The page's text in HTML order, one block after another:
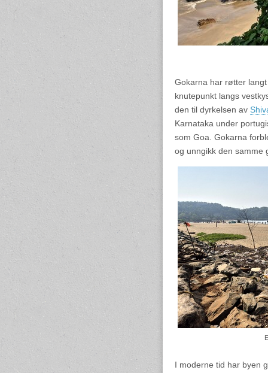
Gokarna har røtter
knutepunkt langs
den til dyrkelsen av
Karnataka under
som Goa. Gokarna
og unngikk den samme
I moderne tid har byen